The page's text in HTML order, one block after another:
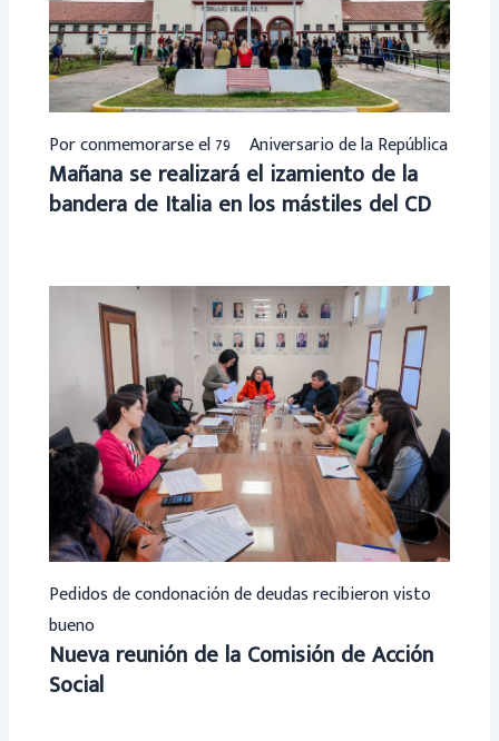
Por conmemorarse el 79º Aniversario de la República
Mañana se realizará el izamiento de la
bandera de Italia en los mástiles del CD
Pedidos de condonación de deudas recibieron visto
bueno
Nueva reunión de la Comisión de Acción
Social